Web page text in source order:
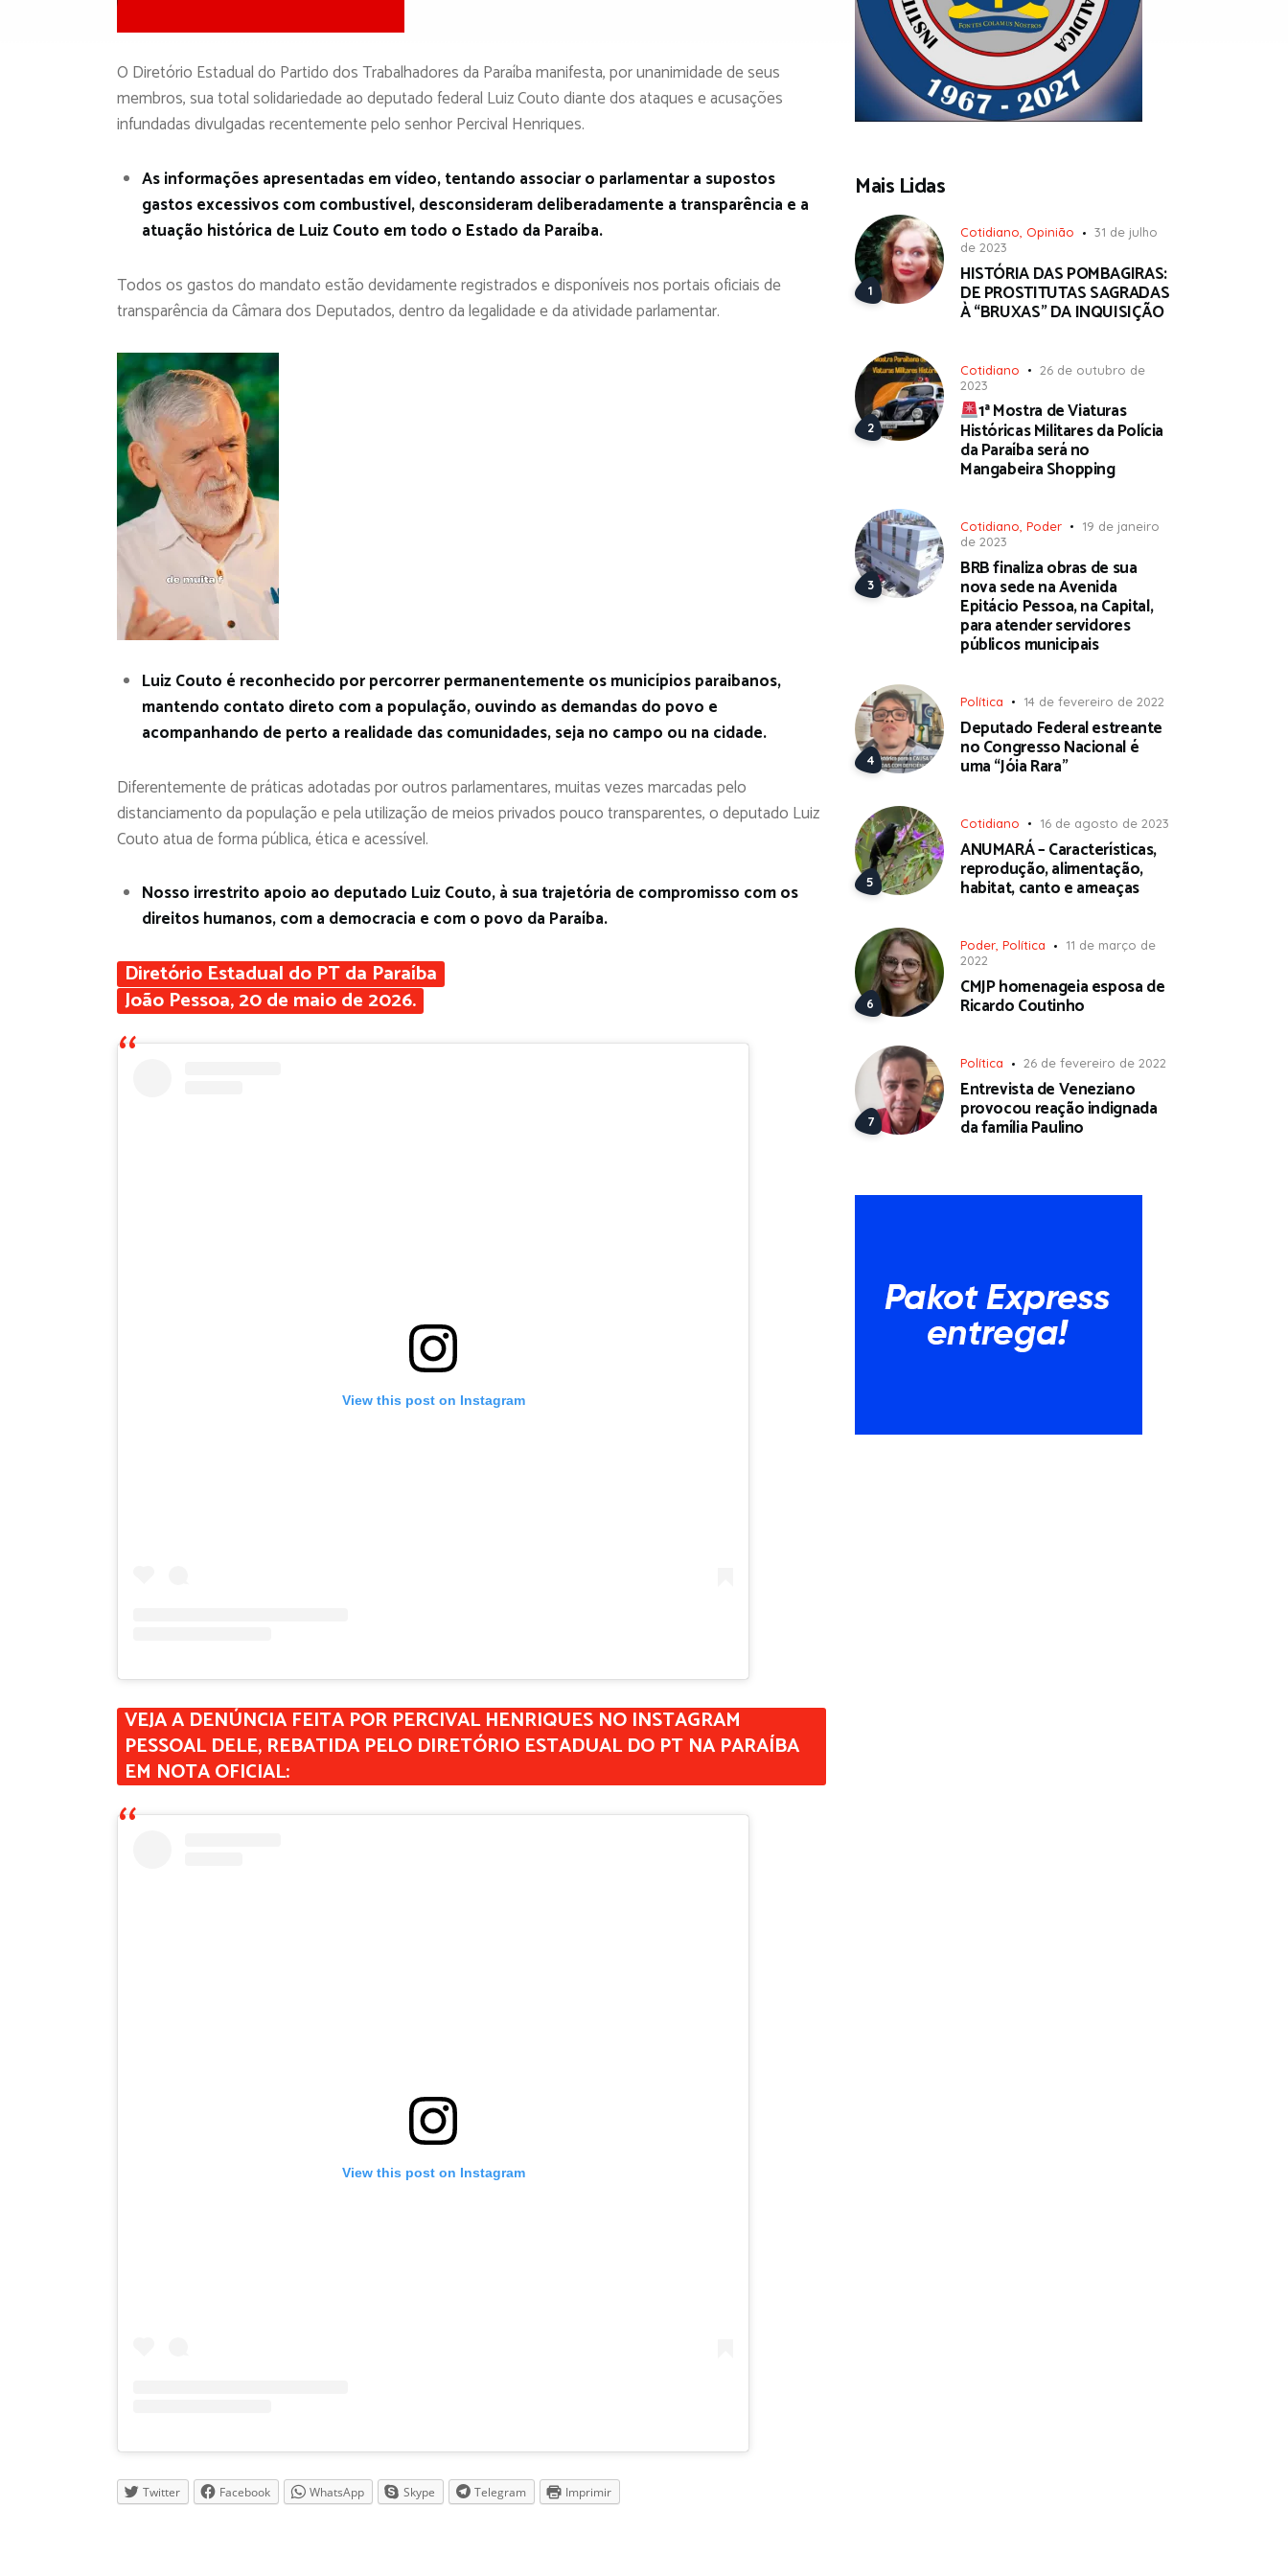
O Diretório Estadual do Partido dos Trabalhadores da Paraíba manifesta, por unanimidade de seus
membros, sua total solidariedade ao deputado federal Luiz Couto diante dos ataques e acusações
infundadas divulgadas recentemente pelo senhor Percival Henriques.
As informações apresentadas em vídeo, tentando associar o parlamentar a supostos
gastos excessivos com combustível, desconsideram deliberadamente a transparência e a
atuação histórica de Luiz Couto em todo o Estado da Paraíba.
Todos os gastos do mandato estão devidamente registrados e disponíveis nos portais oficiais de
transparência da Câmara dos Deputados, dentro da legalidade e da atividade parlamentar.
Luiz Couto é reconhecido por percorrer permanentemente os municípios paraibanos,
mantendo contato direto com a população, ouvindo as demandas do povo e
acompanhando de perto a realidade das comunidades, seja no campo ou na cidade.
Diferentemente de práticas adotadas por outros parlamentares, muitas vezes marcadas pelo
distanciamento da população e pela utilização de meios privados pouco transparentes, o deputado Luiz
Couto atua de forma pública, ética e acessível.
Nosso irrestrito apoio ao deputado Luiz Couto, à sua trajetória de compromisso com os
direitos humanos, com a democracia e com o povo da Paraíba.
Diretório Estadual do PT da Paraíba
João Pessoa, 20 de maio de 2026.
View this post on Instagram
VEJA A DENÚNCIA FEITA POR PERCIVAL HENRIQUES NO INSTAGRAM
PESSOAL DELE, REBATIDA PELO DIRETÓRIO ESTADUAL DO PT NA PARAÍBA
EM NOTA OFICIAL:
View this post on Instagram
Twitter Facebook WhatsApp Skype Telegram Imprimir
Mais Lidas
Cotidiano, Opinião
31 de julho
de 2023
HISTÓRIA DAS POMBAGIRAS:
DE PROSTITUTAS SAGRADAS
À “BRUXAS” DA INQUISIÇÃO
Cotidiano
26 de outubro de
2023
1ª Mostra de Viaturas
Históricas Militares da Polícia
da Paraíba será no
Mangabeira Shopping
Cotidiano Poder
19 de janeiro
de 2023
BRB finaliza obras de sua
nova sede na Avenida
Epitácio Pessoa, na Capital,
para atender servidores
públicos municipais
Política 14 de fevereiro de 2022
Deputado Federal estreante
no Congresso Nacional é
uma “Jóia Rara”
Cotidiano 16 de agosto de 2023
ANUMARÁ – Características,
reprodução, alimentação,
habitat, canto e ameaças
Poder, Política
11 de março de
2022
CMJP homenageia esposa de
Ricardo Coutinho
Política 26 de fevereiro de 2022
Entrevista de Veneziano
provocou reação indignada
da família Paulino